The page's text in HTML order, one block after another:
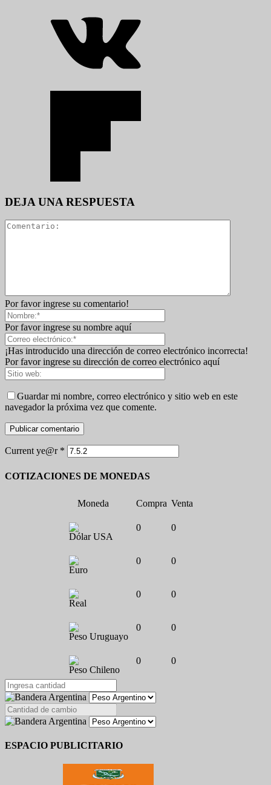
DEJA UNA RESPUESTA
Por favor ingrese su comentario!
Por favor ingrese su nombre aquí
¡Has introducido una dirección de correo electrónico incorrecta!
Por favor ingrese su dirección de correo electrónico aquí
Guardar mi nombre, correo electrónico y sitio web en este
navegador la próxima vez que comente.
Current ye@r *
COTIZACIONES DE MONEDAS
Moneda Compra Venta
Dólar USA
0 0
Euro
0 0
Real
0 0
Peso Uruguayo
0 0
Peso Chileno
0 0
ESPACIO PUBLICITARIO